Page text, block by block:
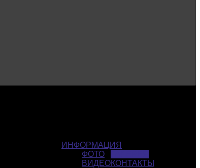
ИНФОРМАЦИЯ
ФОТО
ВИДЕОКОНТАКТЫ